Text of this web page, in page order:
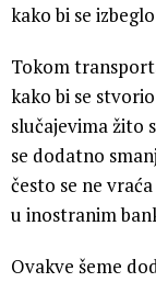
kako bi se
Tokom
kako bi se
slučajevima žito
se dodatno
često se ne
u inostranim
Ovakve šeme